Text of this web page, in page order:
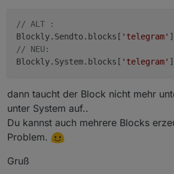
// ALT :
Blockly.Sendto.blocks[ 'telegram'
// NEU:
Blockly.System.blocks[ 'telegram'
dann taucht der Block nicht mehr
unter System auf..
Du kannst auch mehrere Blocks
Problem.
Gruß